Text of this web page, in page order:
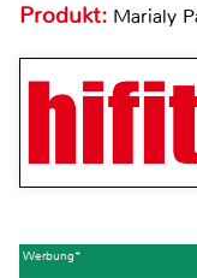
Produkt: Marialy
Werbung*